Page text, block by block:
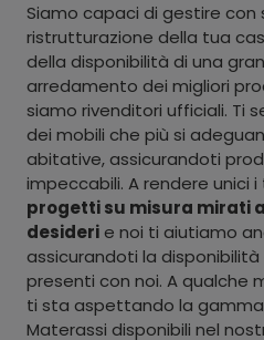
Siamo capaci di gestire con
ristrutturazione della tua
della disponibilità di una
arredamento dei migliori
siamo rivenditori ufficiali. Ti
dei mobili che più si
abitative, assicurandoti
impeccabili. A rendere unici
progetti su misura mirati
desideri e noi ti aiutiamo
assicurandoti la
presenti con noi. A qualche
ti sta aspettando la
Materassi disponibili nel